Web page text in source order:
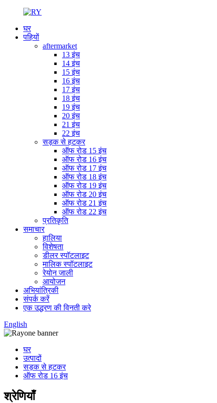
घर
पहियों
aftermarket
13 इंच
14 इंच
15 इंच
16 इंच
17 इंच
18 इंच
19 इंच
20 इंच
21 इंच
22 इंच
सड़क से हटकर
ऑफ रोड 15 इंच
ऑफ रोड 16 इंच
ऑफ रोड 17 इंच
ऑफ रोड 18 इंच
ऑफ रोड 19 इंच
ऑफ रोड 20 इंच
ऑफ रोड 21 इंच
ऑफ रोड 22 इंच
प्रतिकृति
समाचार
हालिया
विशेषता
डीलर स्पॉटलाइट
मालिक स्पॉटलाइट
रेयोन जाली
आयोजन
अभियांत्रिकी
संपर्क करें
एक उद्धरण की विनती करे
English
घर
उत्पादों
सड़क से हटकर
ऑफ रोड 16 इंच
श्रेणियाँ